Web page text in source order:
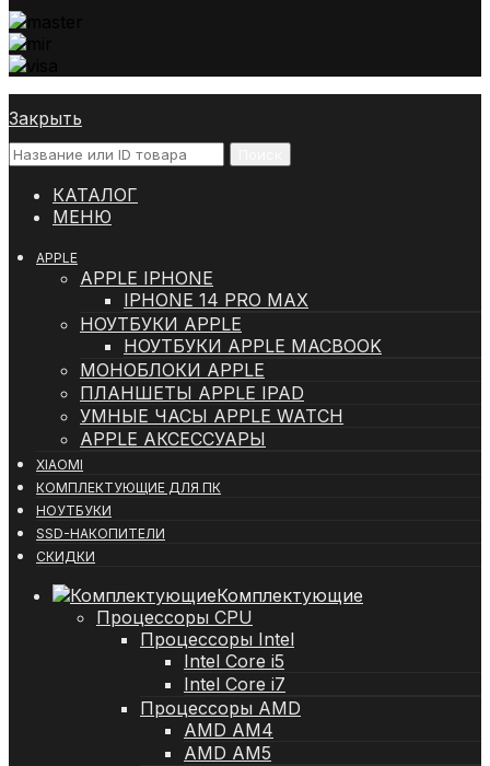
Закрыть
КАТАЛОГ
МЕНЮ
APPLE
APPLE IPHONE
IPHONE 14 PRO MAX
НОУТБУКИ APPLE
НОУТБУКИ APPLE MACBOOK
МОНОБЛОКИ APPLE
ПЛАНШЕТЫ APPLE IPAD
УМНЫЕ ЧАСЫ APPLE WATCH
APPLE АКСЕССУАРЫ
XIAOMI
КОМПЛЕКТУЮЩИЕ ДЛЯ ПК
НОУТБУКИ
SSD-НАКОПИТЕЛИ
СКИДКИ
Комплектующие
Процессоры CPU
Процессоры Intel
Intel Core i5
Intel Core i7
Процессоры AMD
AMD AM4
AMD AM5